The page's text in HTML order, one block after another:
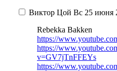
Виктор Цой Вс 25 июня
Rebekka Bakken
https://
https://
v=GV7jTnFFEYs
https://